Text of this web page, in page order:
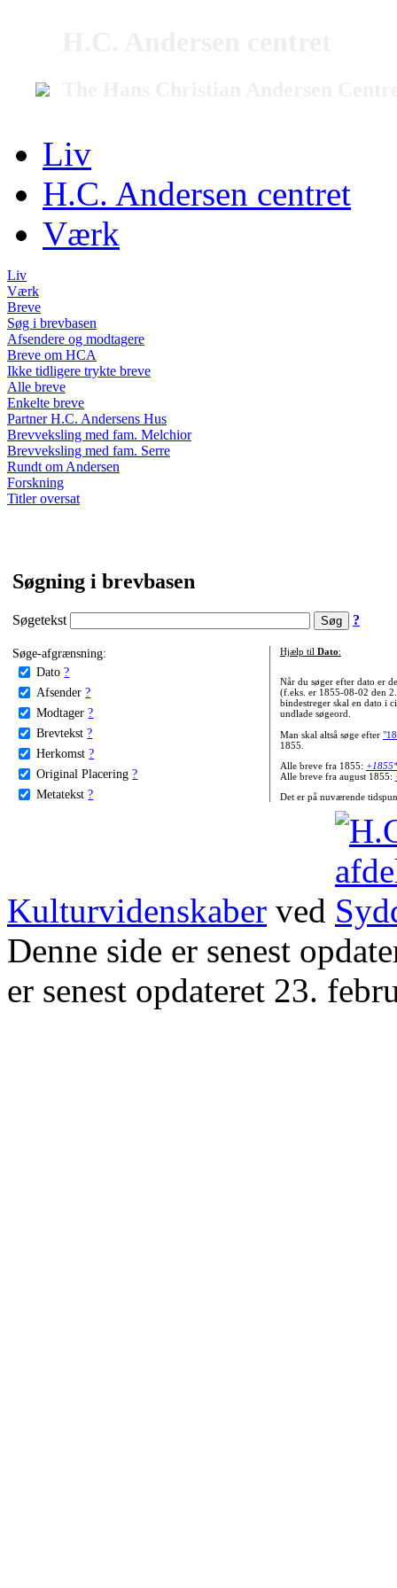
Liv
H.C. Andersen centret
Værk
Liv
Værk
Breve
Søg i brevbasen
Afsendere og modtagere
Breve om HCA
Ikke tidligere trykte breve
Alle breve
Enkelte breve
Partner H.C. Andersens Hus
Brevveksling med fam. Melchior
Brevveksling med fam. Serre
Rundt om Andersen
Forskning
Titler oversat
Søgning i brevbasen
Søgetekst ?
Søge-afgrænsning:
Dato ?
Afsender ?
Modtager ?
Brevtekst ?
Herkomst ?
Original Placering ?
Metatekst ?
Hjælp til Dato:
Når du søger efter dato er
(f.eks. er 1855-08-02 den
bindestreger skal en dato i
undlade søgeord.
Man skal altså søge efter
1855.
Alle breve fra 1855:
Alle breve fra august 1855:
Det er på nuværende
Kulturvidenskaber ved
Denne side er senest
er senest opdateret 23.